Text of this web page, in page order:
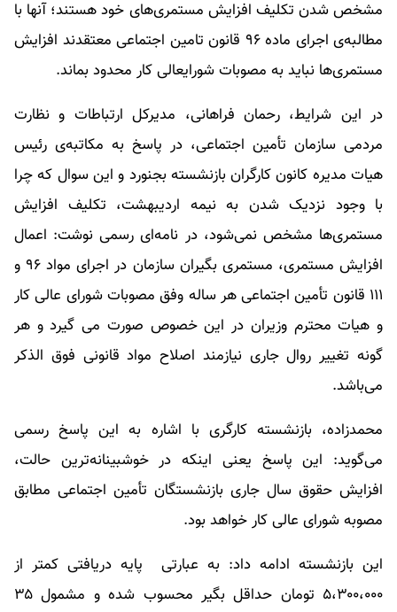
مشخص شدن تکلیف افزایش مستمری‌های خود هستند؛ آنها با
مطالبه‌ی اجرای ماده ۹۶ قانون تامین اجتماعی معتقدند افزایش
مستمری‌ها نباید به مصوبات شورایعالی کار محدود بماند.
در این شرایط، رحمان فراهانی، مدیرکل ارتباطات و نظارت
مردمی سازمان تأمین اجتماعی، در پاسخ به مکاتبه‌ی رئیس
هیات مدیره کانون کارگران بازنشسته بجنورد و این سوال که چرا
با وجود نزدیک شدن به نیمه اردیبهشت، تکلیف افزایش
مستمری‌ها مشخص نمی‌شود، در نامه‌ای رسمی نوشت: اعمال
افزایش مستمری، مستمری بگیران سازمان در اجرای مواد ٩۶ و
١١١ قانون تأمین اجتماعی هر ساله وفق مصوبات شورای عالی کار
و هیات محترم وزیران در این خصوص صورت می گیرد و هر
گونه تغییر روال جاری نیازمند اصلاح مواد قانونی فوق الذکر
می‌باشد.
محمدزاده، بازنشسته کارگری با اشاره به این پاسخ رسمی
می‌گوید: این پاسخ یعنی اینکه در خوشبینانه‌ترین حالت،
افزایش حقوق سال جاری بازنشستگان تأمین اجتماعی مطابق
مصوبه شورای عالی کار خواهد بود.
این بازنشسته ادامه داد: به عبارتی پایه دریافتی کمتر از